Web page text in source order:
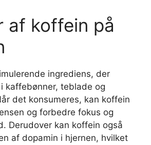
af koffein på
ingrediens, der
kaffebønner, teblade og
det konsumeres, kan koffein
og forbedre fokus og
Derudover kan koffein også
af dopamin i hjernen, hvilket